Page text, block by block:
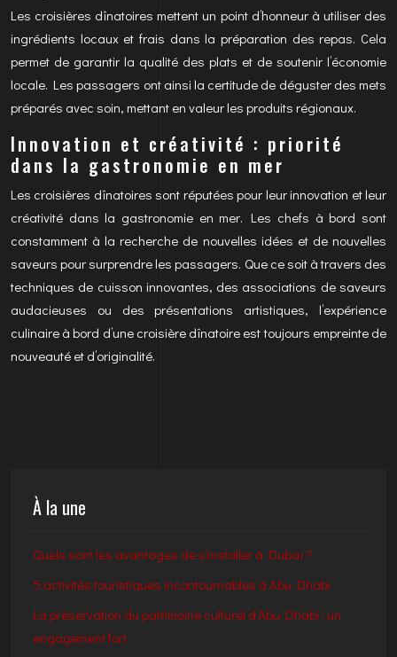
Les croisières dînatoires mettent un point d’honneur à utiliser des
ingrédients locaux et frais dans la préparation des repas. Cela
permet de garantir la qualité des plats et de soutenir l’économie
locale. Les passagers ont ainsi la certitude de déguster des mets
préparés avec soin, mettant en valeur les produits régionaux.
Innovation et créativité : priorité
dans la gastronomie en mer
Les croisières dînatoires sont réputées pour leur innovation et leur
créativité dans la gastronomie en mer. Les chefs à bord sont
constamment à la recherche de nouvelles idées et de nouvelles
saveurs pour surprendre les passagers. Que ce soit à travers des
techniques de cuisson innovantes, des associations de saveurs
audacieuses ou des présentations artistiques, l’expérience
culinaire à bord d’une croisière dînatoire est toujours empreinte de
nouveauté et d’originalité.
À la une
Quels sont les avantages de s’installer à Dubaï ?
5 activités touristiques incontournables à Abu Dhabi
La préservation du patrimoine culturel d’Abu Dhabi : un
engagement fort